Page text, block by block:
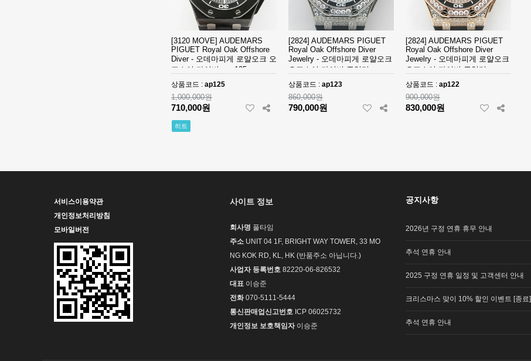
션
Ceramic DDF
1:1 Best
크 크르노 그래
베스트에디션
[Ronda Quartz]
Santos de
1:1 Best
Edition - 까르
띠에 산토스 스
몰 베스트 에디
션
[Ronda Quartz]
Santos de
Cartier Small
27mm SS/YG
K11 1:1 Best
Edition - 까르
810,000원
560,000원
[Ronda Quartz]
[3120 MOVE] AUDEMARS
PIGUET Royal Oak Offshore
Diver - 오데마피게 로얄오크 오
프쇼어 다이버 - ap125
상품코드 : ap125
1,000,000원
710,000원
히트
[2824] AUDEMARS PIGUET
Royal Oak Offshore Diver
Jewelry - 오데마피게 로얄오크
오프쇼어 다이버 쥬얼리 -
ap123
상품코드 : ap123
860,000원
790,000원
[2824] AUDEMARS PIGUET
Royal Oak Offshore Diver
Jewelry - 오데마피게 로얄오크
오프쇼어 다이버 쥬얼리 -
ap122
상품코드 : ap122
900,000원
830,000원
서비스이용약관
개인정보처리방침
모바일버전
사이트 정보
회사명 풀타임
주소 UNIT 04 1F, BRIGHT WAY TOWER, 33 MO
NG KOK RD, KL, HK (반품주소 아닙니다.)
사업자 등록번호 82220-06-826532
대표 이승준
전화070-5111-5444
통신판매업신고번호 ICP 06025732
개인정보 보호책임자이승준
공지사항
2026년 구정 연휴 휴무 안내
추석 연휴 안내
2025 구정 연휴 일정 및 고객센터 안내
크리스마스 맞이 10% 할인 이벤트 [종료]
추석 연휴 안내